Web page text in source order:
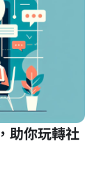
助你玩轉社